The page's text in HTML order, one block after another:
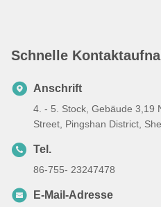
Schnelle
Anschrift
4. - 5. Stock, Gebäude 3,19
Street, Pingshan District,
Tel.
86-755- 23247478
E-Mail-Adresse